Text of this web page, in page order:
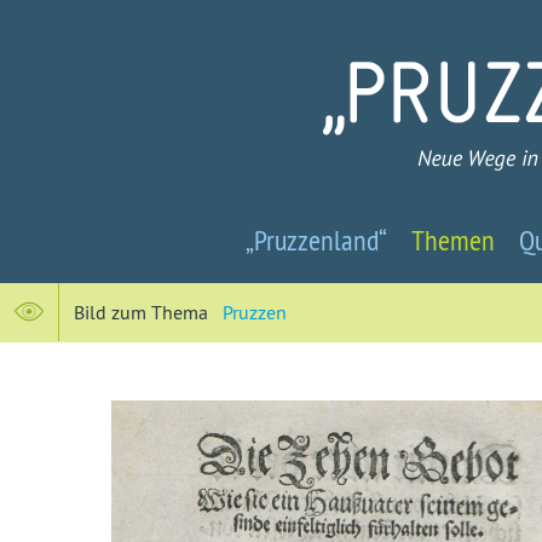
-
Neue
Wege
in
ein
„Pruzzenland“ Themen
Bild zum Thema Pruzzen